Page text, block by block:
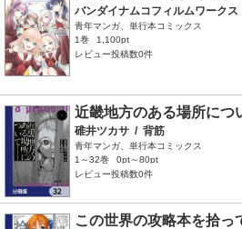
バンダイナムコフィルムワークス
青年マンガ、単行本コミックス
1巻
1,100pt
レビュー投稿数0件
近畿地方のある場所につ
碓井ツカサ / 背筋
青年マンガ、単行本コミックス
1～32巻
0pt～80pt
レビュー投稿数0件
この世界の攻略本を拾っ